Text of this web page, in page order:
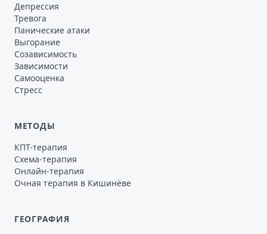
Депрессия
Тревога
Панические атаки
Выгорание
Созависимость
Зависимости
Самооценка
Стресс
МЕТОДЫ
КПТ-терапия
Схема-терапия
Онлайн-терапия
Очная терапия в Кишинёве
ГЕОГРАФИЯ